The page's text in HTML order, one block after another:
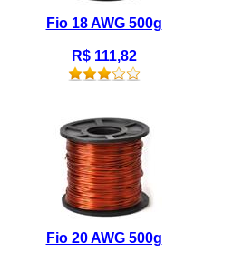
Fio 18 AWG 500g
R$ 111,82
Fio 20 AWG 500g